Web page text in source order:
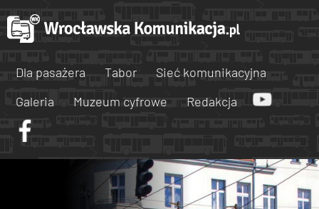
Dla pasażera Tabor
Sieć komunikacyjna
Galeria
Muzeum cyfrowe Redakcja